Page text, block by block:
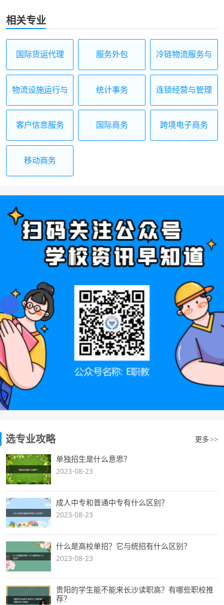
相关专业
国际货运代理 服务外包
冷链物流服务与
物流设施运行与
统计事务 连锁经营与管理
客户信息服务 国际商务 跨境电子商务
移动商务
选专业攻略 更多 >>
单独招生是什么意思？
2023-08-23
成人中专和普通中专有什么区别？
2023-08-23
什么是高校单招？它与统招有什么区别？
2023-08-23
贵阳的学生能不能来长沙读职高？有哪些职校推
荐？